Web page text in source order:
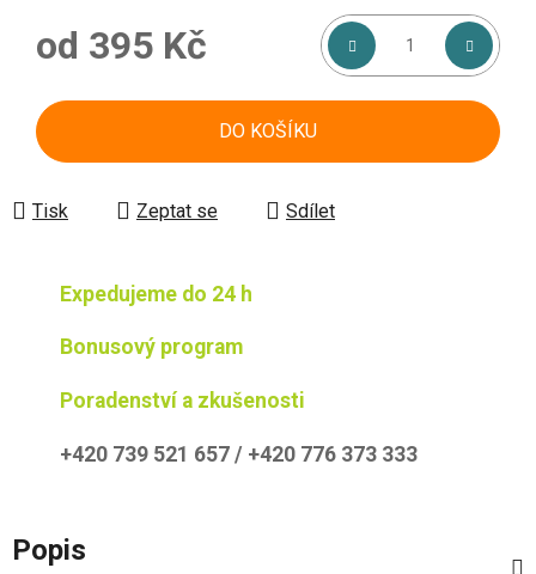
od 395 Kč
DO KOŠÍKU
Tisk Zeptat se Sdílet
Expedujeme do 24 h
Bonusový program
Poradenství a zkušenosti
+420 739 521 657 / +420 776 373 333
Popis